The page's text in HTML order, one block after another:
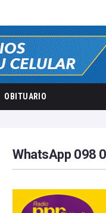
OBITUARIO
WhatsApp 098